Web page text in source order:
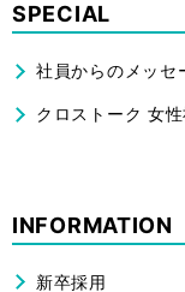
SPECIAL
社員からのメッセ
クロストーク 女
INFORMATION
新卒採用